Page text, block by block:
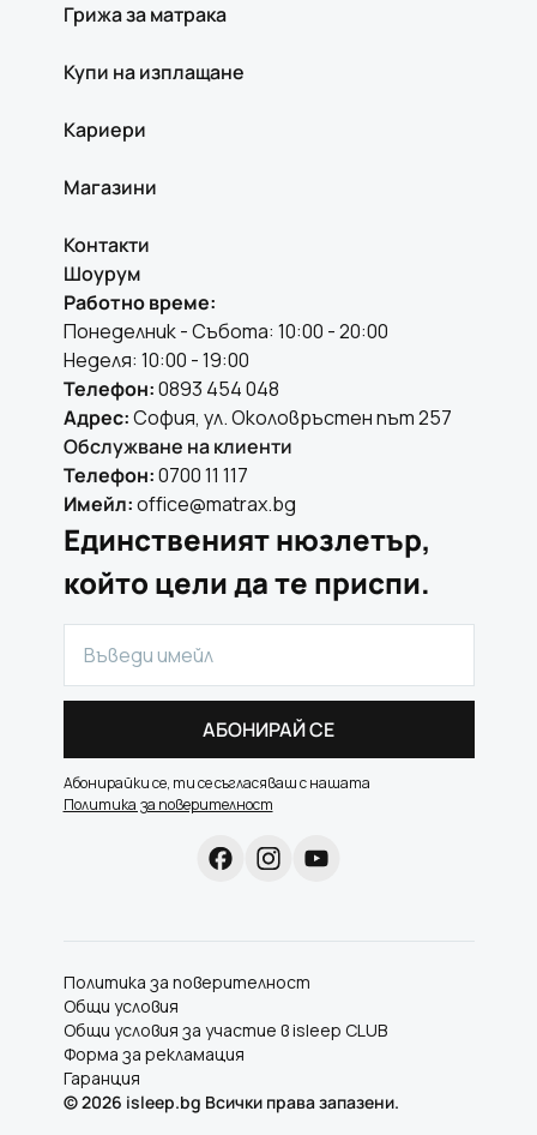
Грижа за матрака
Купи на изплащане
Кариери
Магазини
Контакти
Шоурум
Работно време:
Понеделник - Събота: 10:00 - 20:00
Неделя: 10:00 - 19:00
Телефон:0893 454 048
Адрес:София, ул. Околовръстен път 257
Обслужване на клиенти
Телефон:0700 11 117
Имейл:office@matrax.bg
Единственият нюзлетър,
който цели да те приспи.
АБОНИРАЙ СЕ
Абонирайки се, ти се съгласяваш с нашата
Политика за поверителност
Политика за поверителност
Общи условия
Общи условия за участие в isleep CLUB
Форма за рекламация
Гаранция
©2026 isleep.bg Всички права запазени.